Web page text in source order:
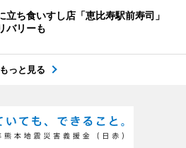
立ち食いすし店「恵比寿駅前寿司」
バリーも
もっと見る